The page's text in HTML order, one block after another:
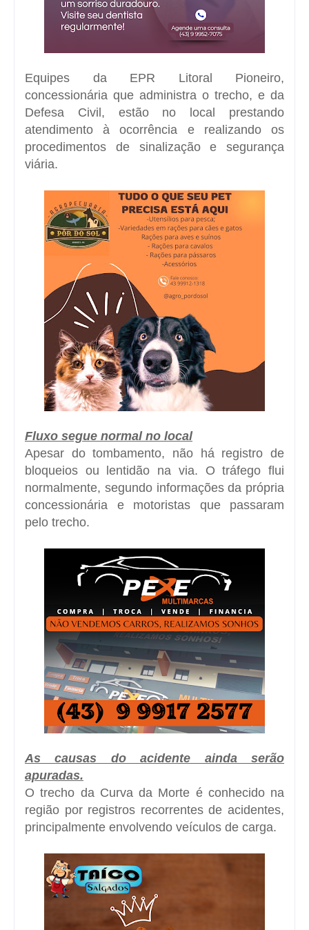
Equipes da EPR Litoral Pioneiro,
concessionária que administra o trecho, e da
Defesa Civil, estão no local prestando
atendimento à ocorrência e realizando os
procedimentos de sinalização e segurança
viária.
Fluxo segue normal no local
Apesar do tombamento, não há registro de
bloqueios ou lentidão na via. O tráfego flui
normalmente, segundo informações da própria
concessionária e motoristas que passaram
pelo trecho.
As causas do acidente ainda serão
apuradas.
O trecho da Curva da Morte é conhecido na
região por registros recorrentes de acidentes,
principalmente envolvendo veículos de carga.